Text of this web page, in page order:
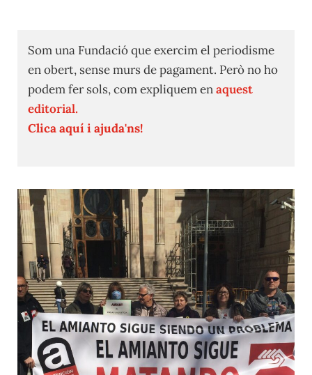
Som una Fundació que exercim el periodisme
en obert, sense murs de pagament. Però no ho
podem fer sols, com expliquem enaquest
editorial.
Clica aquí i ajuda'ns!